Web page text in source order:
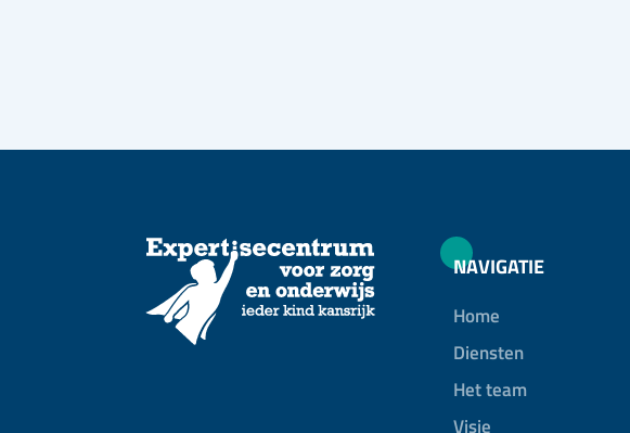
NAVIGATIE
Home
Diensten
Het team
Visie